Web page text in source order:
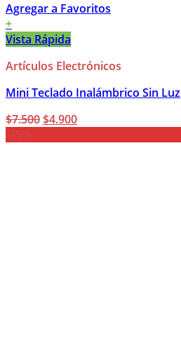
Agregar a Favoritos
+
Vista Rápida
Artículos Electrónicos
Mini Teclado Inalámbrico Sin Luz
$7.500El
$4.900El